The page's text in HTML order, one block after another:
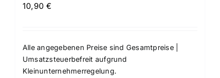
10,90€
Alle angegebenen Preise sind Gesamtpreise |
Umsatzsteuerbefreit aufgrund
Kleinunternehmerregelung.